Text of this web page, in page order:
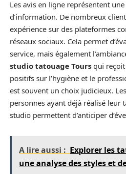
Les avis en ligne représentent
d’information. De nombreux
expérience sur des plateformes
réseaux sociaux. Cela permet
service, mais également
studio tatouage Tours qui
positifs sur l’hygiène et le
est souvent un choix judicieux.
personnes ayant déjà réalisé leur
studio permettent d’anticiper
A lire aussi : Explorer les
une analyse des styles et